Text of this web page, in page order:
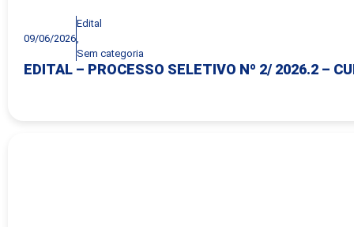
09/06/2026
Edital
Sem categoria
EDITAL – PROCESSO SELETIVO Nº 2/ 2026.2 –